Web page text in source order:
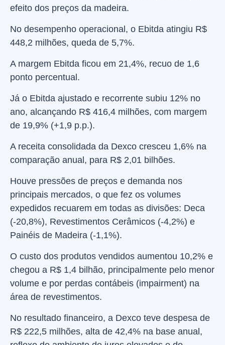
efeito dos preços da madeira.
No desempenho operacional, o Ebitda atingiu R$
448,2 milhões, queda de 5,7%.
A margem Ebitda ficou em 21,4%, recuo de 1,6
ponto percentual.
Já o Ebitda ajustado e recorrente subiu 12% no
ano, alcançando R$ 416,4 milhões, com margem
de 19,9% (+1,9 p.p.).
A receita consolidada da Dexco cresceu 1,6% na
comparação anual, para R$ 2,01 bilhões.
Houve pressões de preços e demanda nos
principais mercados, o que fez os volumes
expedidos recuarem em todas as divisões: Deca
(-20,8%), Revestimentos Cerâmicos (-4,2%) e
Painéis de Madeira (-1,1%).
O custo dos produtos vendidos aumentou 10,2% e
chegou a R$ 1,4 bilhão, principalmente pelo menor
volume e por perdas contábeis (impairment) na
área de revestimentos.
No resultado financeiro, a Dexco teve despesa de
R$ 222,5 milhões, alta de 42,4% na base anual,